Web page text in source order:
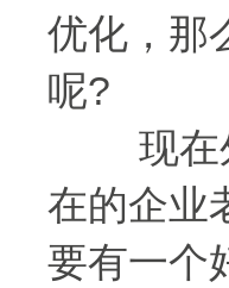
优化，那
呢?
现在外
在的企业
要有一个